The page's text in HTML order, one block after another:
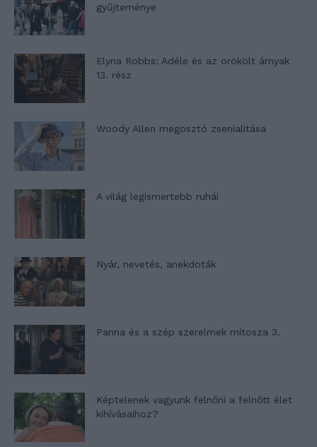
gyűjteménye
Elyna Robbs: Adéle és az örökölt árnyak
13. rész
Woody Allen megosztó zsenialitása
A világ legismertebb ruhái
Nyár, nevetés, anekdoták
Panna és a szép szerelmek mítosza 3.
Képtelenek vagyunk felnőni a felnőtt élet
kihívásaihoz?